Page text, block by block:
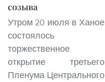
созыва
Утром 20 июля в Ханое
состоялось
торжественное
открытие третьего
Пленума Центрального